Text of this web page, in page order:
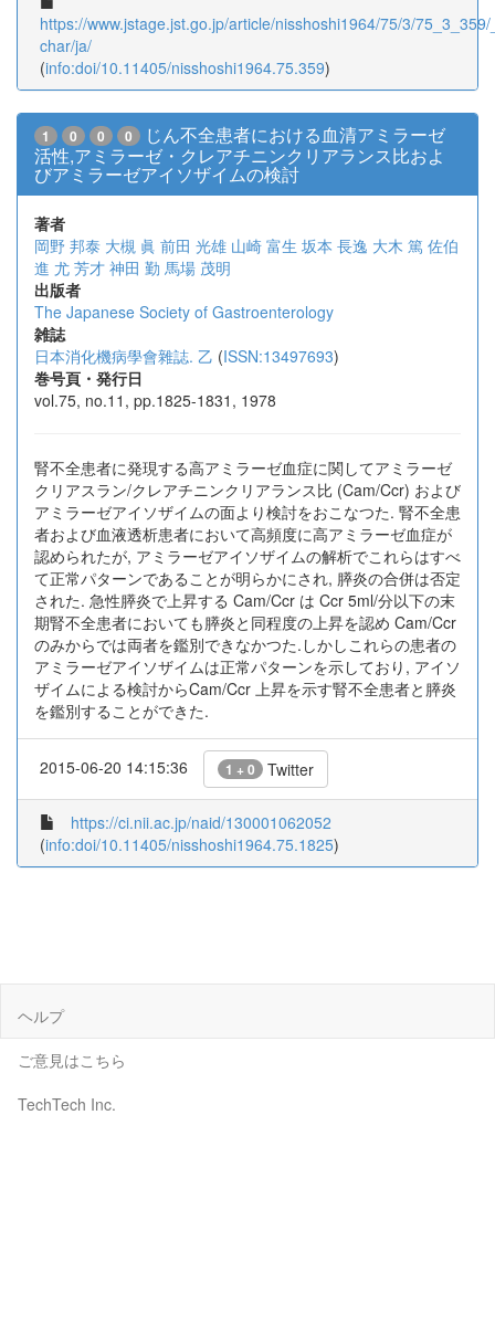
https://www.jstage.jst.go.jp/article/nisshoshi1964/75/3/
char/ja/
(info:doi/10.11405/nisshoshi1964.75.359)
1 0 0 0
じん不全患者における血清アミラーゼ
活性,アミラーゼ・クレアチニンクリアランス比およ
びアミラーゼアイソザイムの検討
著者
岡野 邦泰 大槻 眞 前田 光雄 山崎 富生 坂本 長逸 大木 篤 佐伯
進 尤 芳才 神田 勤 馬場 茂明
出版者
The Japanese Society of Gastroenterology
雑誌
日本消化機病學會雜誌. 乙 (ISSN:13497693)
巻号頁・発行日
vol.75, no.11, pp.1825-1831, 1978
腎不全患者に発現する高アミラーゼ血症に関してアミラーゼ
クリアスラン/クレアチニンクリアランス比 (Cam/Ccr) および
アミラーゼアイソザイムの面より検討をおこなつた. 腎不全患
者および血液透析患者において高頻度に高アミラーゼ血症が
認められたが, アミラーゼアイソザイムの解析でこれらはすべ
て正常パターンであることが明らかにされ, 膵炎の合併は否定
された. 急性膵炎で上昇する Cam/Ccr は Ccr 5ml/分以下の末
期腎不全患者においても膵炎と同程度の上昇を認め Cam/Ccr
のみからでは両者を鑑別できなかつた.しかしこれらの患者の
アミラーゼアイソザイムは正常パターンを示しており, アイソ
ザイムによる検討からCam/Ccr 上昇を示す腎不全患者と膵炎
を鑑別することができた.
2015-06-20 14:15:36 1 + 0 Twitter
https://ci.nii.ac.jp/naid/130001062052
(info:doi/10.11405/nisshoshi1964.75.1825)
ヘルプ
ご意見はこちら
TechTech Inc.